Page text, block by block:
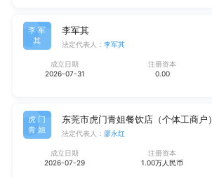
李军
其
李军其
法定代表人： 李军其
成立日期
2026-07-31
注册资本
0.00
虎门
青姐
东莞市虎门青姐餐饮店（个体工商户）
法定代表人： 廖永红
成立日期
2026-07-29
注册资本
1.00万人民币